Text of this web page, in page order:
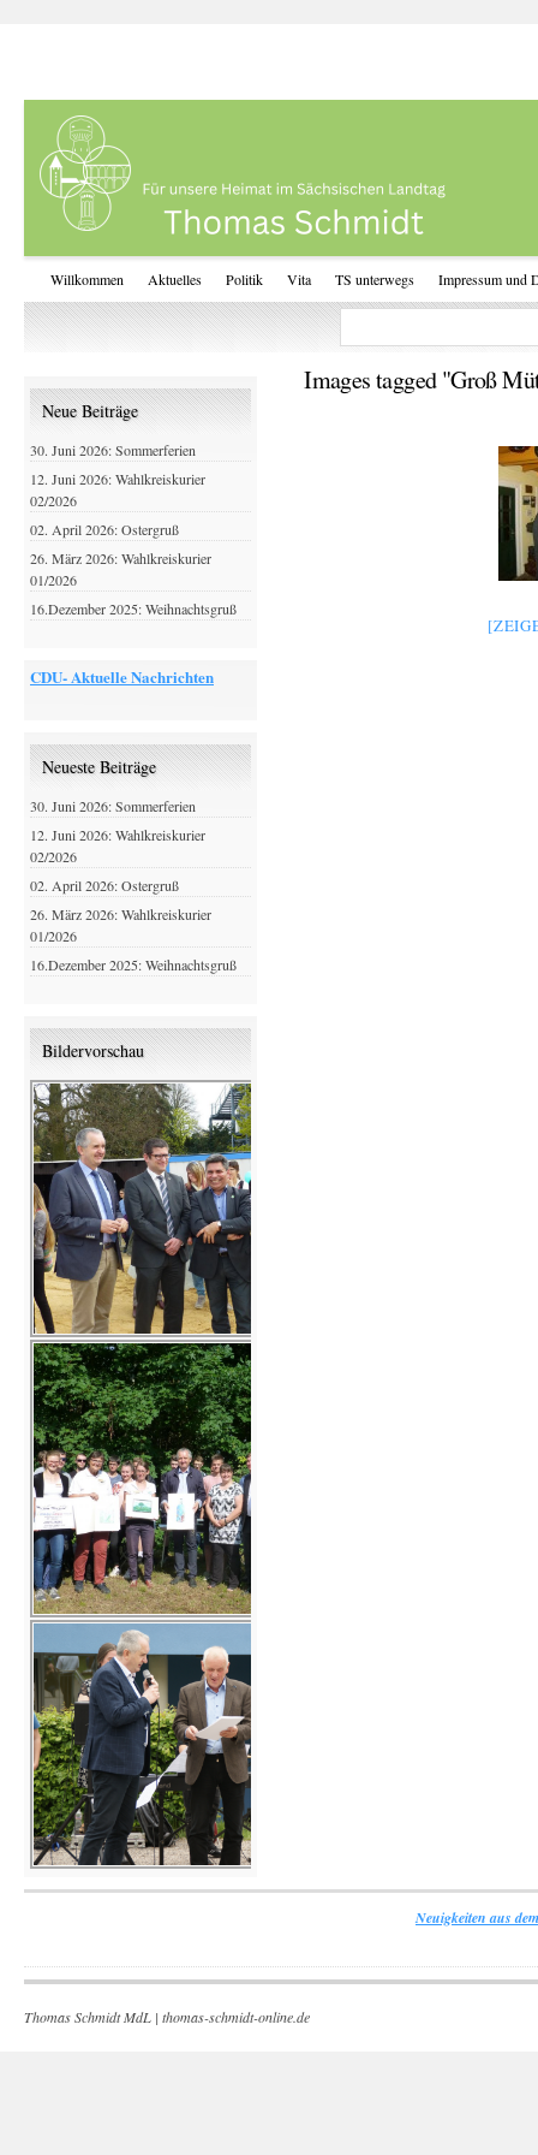
Willkommen Aktuelles Politik Vita TS unterwegs Impressum und
Images tagged "Groß
Neue Beiträge
30. Juni 2026: Sommerferien
12. Juni 2026: Wahlkreiskurier
02/2026
02. April 2026: Ostergruß
26. März 2026: Wahlkreiskurier
01/2026
16.Dezember 2025: Weihnachtsgruß
CDU- Aktuelle Nachrichten
Neueste Beiträge
30. Juni 2026: Sommerferien
12. Juni 2026: Wahlkreiskurier
02/2026
02. April 2026: Ostergruß
26. März 2026: Wahlkreiskurier
01/2026
16.Dezember 2025: Weihnachtsgruß
Bildervorschau
Neuigkeiten aus
Thomas Schmidt MdL | thomas-schmidt-online.de